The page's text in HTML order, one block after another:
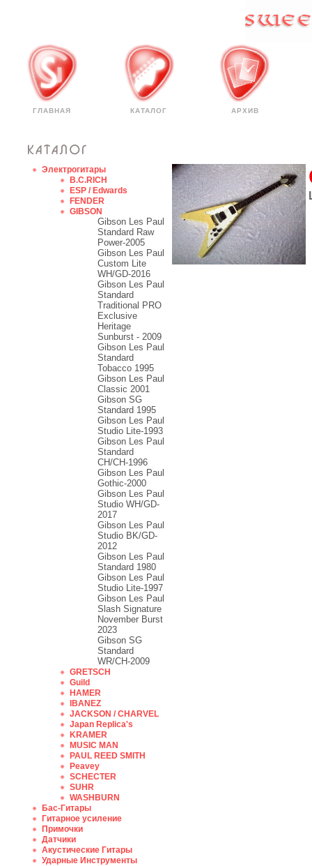
ГЛАВНАЯ КАТАЛОГ АРХИВ
Электрогитары
B.C.RICH
ESP / Edwards
FENDER
GIBSON
Gibson Les Paul
Standard Raw
Power-2005
Gibson Les Paul
Custom Lite
WH/GD-2016
Gibson Les Paul
Standard
Traditional PRO
Exclusive
Heritage
Sunburst - 2009
Gibson Les Paul
Standard
Tobacco 1995
Gibson Les Paul
Classic 2001
Gibson SG
Standard 1995
Gibson Les Paul
Studio Lite-1993
Gibson Les Paul
Standard
CH/CH-1996
Gibson Les Paul
Gothic-2000
Gibson Les Paul
Studio WH/GD-
2017
Gibson Les Paul
Studio BK/GD-
2012
Gibson Les Paul
Standard 1980
Gibson Les Paul
Studio Lite-1997
Gibson Les Paul
Slash Signature
November Burst
2023
Gibson SG
Standard
WR/CH-2009
GRETSCH
Guild
HAMER
IBANEZ
JACKSON / CHARVEL
Japan Replica's
KRAMER
MUSIC MAN
PAUL REED SMITH
Peavey
SCHECTER
SUHR
WASHBURN
Бас-Гитары
Гитарное усиление
Примочки
Датчики
Акустические Гитары
Ударные Инструменты